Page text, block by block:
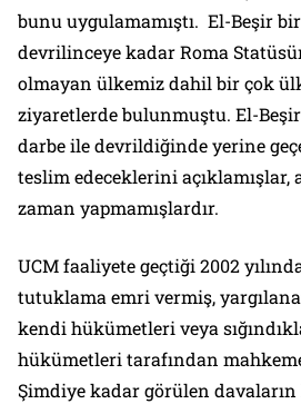
bunu uygulamamıştı. El-Beşir
devrilinceye kadar Roma
olmayan ülkemiz dahil bir çok
ziyaretlerde bulunmuştu. El-Beşir
darbe ile devrildiğinde yerine
teslim edeceklerini
zaman yapmamışlardır.
UCM faaliyete geçtiği 2002
tutuklama emri vermiş,
kendi hükümetleri veya
hükümetleri tarafından
Şimdiye kadar görülen